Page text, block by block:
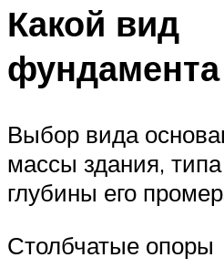
Какой вид
Выбор вида
массы здания, типа
глубины его
Столбчатые опоры